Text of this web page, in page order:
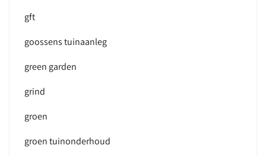
gft
goossens tuinaanleg
green garden
grind
groen
groen tuinonderhoud